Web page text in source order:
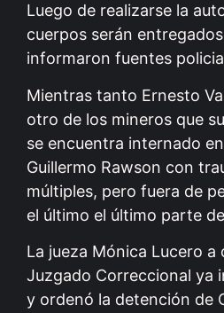
Luego de realizarse la
cuerpos serán
informaron fuentes
Mientras tanto Ernesto
otro de los mineros que
se encuentra internado
Guillermo Rawson con
múltiples, pero fuera de
el último el último parte
La jueza Mónica Lucero
Juzgado Correccional ya
y ordenó la detención de